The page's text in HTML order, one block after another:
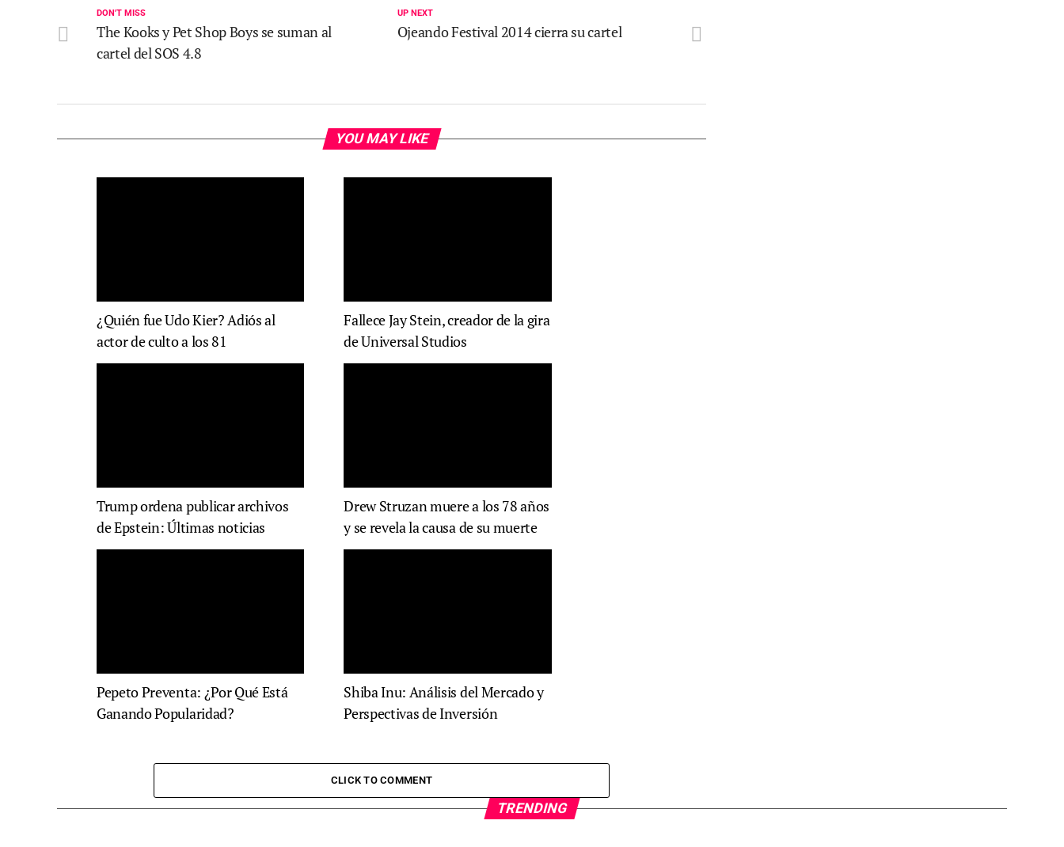
UP NEXT
Ojeando Festival 2014 cierra su cartel
DON'T MISS
The Kooks y Pet Shop Boys se suman al
cartel del SOS 4.8
YOU MAY LIKE
¿Quién fue Udo Kier? Adiós al
actor de culto a los 81
Fallece Jay Stein, creador de la gira
de Universal Studios
Trump ordena publicar archivos
de Epstein: Últimas noticias
Drew Struzan muere a los 78 años
y se revela la causa de su muerte
Pepeto Preventa: ¿Por Qué Está
Ganando Popularidad?
Shiba Inu: Análisis del Mercado y
Perspectivas de Inversión
CLICK TO COMMENT
TRENDING